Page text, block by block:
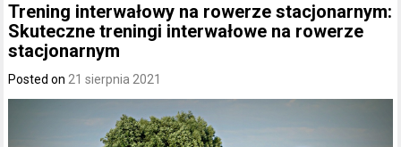
Trening interwałowy na rowerze stacjonarnym:
Skuteczne treningi interwałowe na rowerze
stacjonarnym
Posted on 21 sierpnia 2021